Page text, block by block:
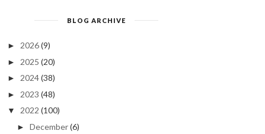
BLOG ARCHIVE
► 2026 (9)
► 2025 (20)
► 2024 (38)
► 2023 (48)
▼ 2022 (100)
►December(6)